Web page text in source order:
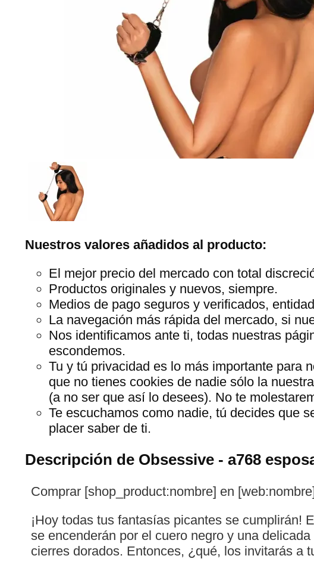
Nuestros valores añadidos al producto:
El mejor precio del mercado con total
Productos originales y nuevos, siempre.
Medios de pago seguros y verificados,
La navegación más rápida del mercado, si
Nos identificamos ante ti, todas nuestras
escondemos.
Tu y tú privacidad es lo más importante para
que no tienes cookies de nadie sólo la
(a no ser que así lo desees). No te
Te escuchamos como nadie, tú decides que
placer saber de ti.
Descripción de Obsessive - a768
Comprar [shop_product:nombre] en
¡Hoy todas tus fantasías picantes se cumplirán!
se encenderán por el cuero negro y una
cierres dorados. Entonces, ¿qué, los invitarás a